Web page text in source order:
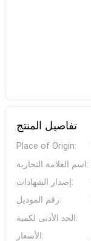
تفاصيل المنتج
Place of Origin:
اسم العلامة التجارية:
إصدار الشهادات:
رقم الموديل:
الحد الأدنى لكمية:
الأسعار: